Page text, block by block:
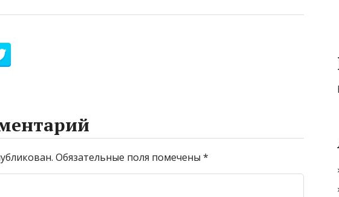
Обязательные поля помечены *